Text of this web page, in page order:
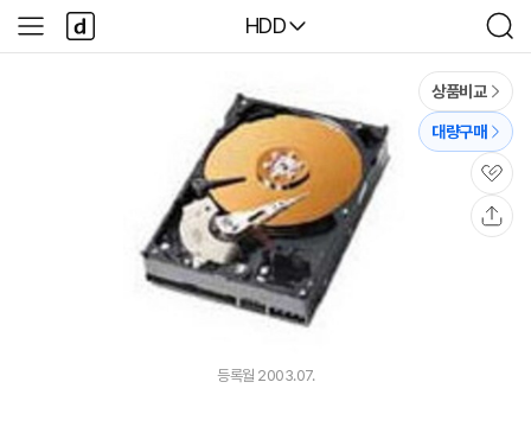
다나와
HDD
검
색
사
이
다
나
와
상품비교
대량구매
관
심
등록월 2003.07.